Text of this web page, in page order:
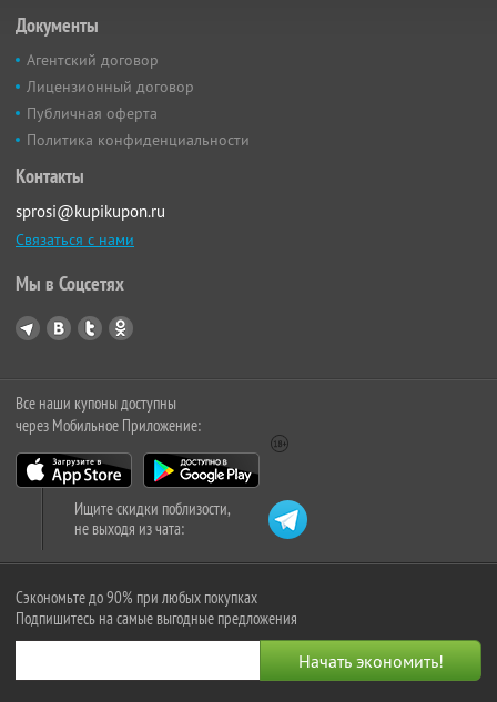
Документы
Агентский договор
Лицензионный договор
Публичная оферта
Политика конфиденциальности
Контакты
sprosi@kupikupon.ru
Связаться с нами
Мы в Соцсетях
Все наши купоны доступны
через Мобильное Приложение:
Ищите скидки поблизости,
не выходя из чата:
Сэкономьте до 90% при любых покупках
Подпишитесь на самые выгодные предложения